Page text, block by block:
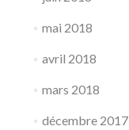
mai 2018
avril 2018
mars 2018
décembre 2017